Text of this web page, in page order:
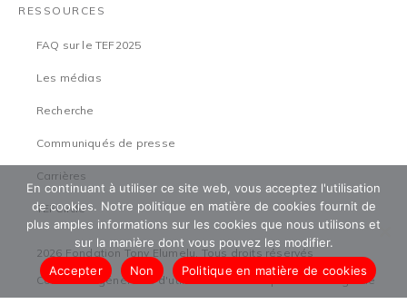
RESSOURCES
FAQ sur le TEF2025
Les médias
Recherche
Communiqués de presse
Carrières
TEFCircle
2026 Fondation Tony Elumelu. Tous droits réservés
Conditions générales d'utilisation
Politique de sauvegarde
En continuant à utiliser ce site web, vous acceptez l'utilisation
de cookies. Notre politique en matière de cookies fournit de
plus amples informations sur les cookies que nous utilisons et
sur la manière dont vous pouvez les modifier.
Accepter
Non Politique en matière de cookies